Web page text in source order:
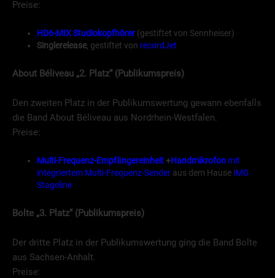
Preise:
HD6-MIX Studiokopfhörer (gestiftet von Sennheiser)
Singlerelease, gestiftet von recordJet
About Béliveau „2. Platz“ (Publikumspreis)
Den zweiten Platz in der Publikumswertung gewann ebenfalls
die Band About Béliveau aus Nordrhein-Westfalen.
Preise:
Multi-Frequenz-Empfängereinheit+Handmikrofon mit
integriertem Multi-Frequenz-Sender aus dem Hause IMG
Stageline
Bolte „3. Platz“ (Publikumspreis)
Der dritte Platz in der Publikumswertung ging die Band Bolte
aus Sachsen-Anhalt.
Preise: